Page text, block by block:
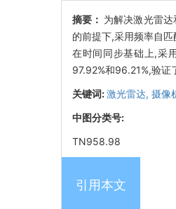
摘要： 为解决激光雷
的前提下,采用频率自
在时间同步基础上,采
97.92%和96.21%,验证
关键词:激光雷达, 摄像
中图分类号:
TN958.98
引用本文